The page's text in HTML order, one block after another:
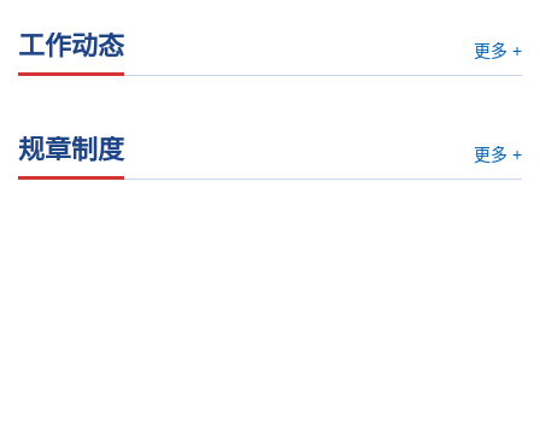
工作动态 更多 +
规章制度 更多 +